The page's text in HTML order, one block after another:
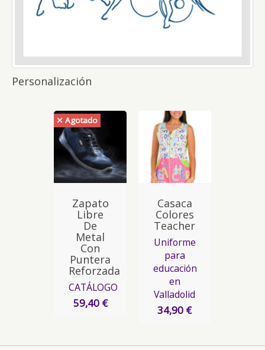
Personalización
Agotado
Zapato
Libre
De
Metal
Con
Puntera
Reforzada
CATÁLOGO
59,40 €
Casaca
Colores
Teacher
Uniforme
para
educación
en
Valladolid
34,90 €